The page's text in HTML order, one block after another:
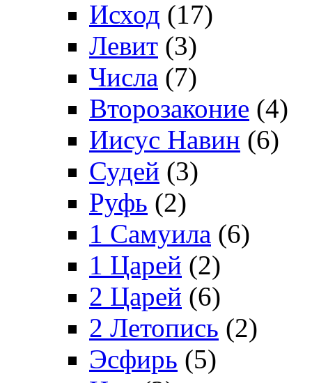
Исход (17)
Левит (3)
Числа (7)
Второзаконие (4)
Иисус Навин (6)
Судей (3)
Руфь (2)
1 Самуила (6)
1 Царей (2)
2 Царей (6)
2 Летопись (2)
Эсфирь (5)